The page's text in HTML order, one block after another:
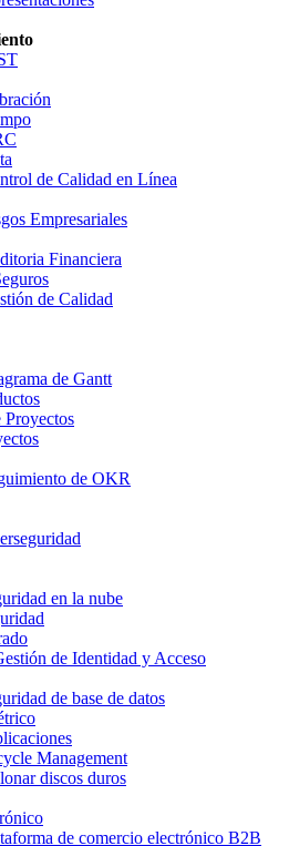
de Calidad en Línea
Empresariales
Financiera
de Calidad
de Gantt
de OKR
en la nube
de Identidad y Acceso
de base de datos
Management
discos duros
de comercio electrónico B2B